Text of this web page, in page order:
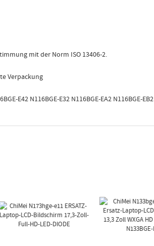
mit der Norm ISO 13406-2.
Verpackung
E42 N116BGE-E32 N116BGE-EA2 N116BGE-EB2